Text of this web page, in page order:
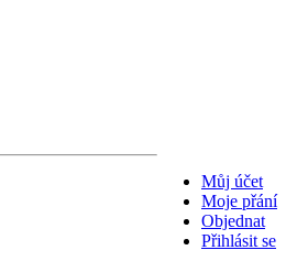
Můj účet
Moje přání
Objednat
Přihlásit se